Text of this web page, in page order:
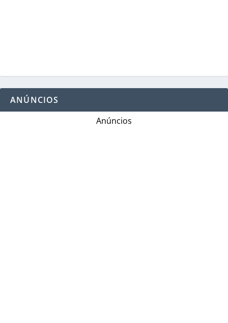
ANÚNCIOS
Anúncios